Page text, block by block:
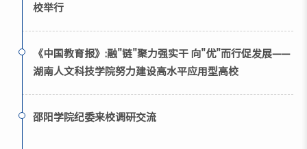
校举行
《中国教育报》:融"链"聚力强实干 向"优"而行促发展——
湖南人文科技学院努力建设高水平应用型高校
邵阳学院纪委来校调研交流